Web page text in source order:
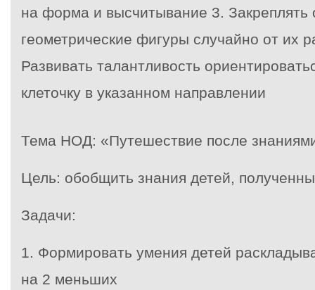
на форма и высчитывание 3. Закреплять
геометрические фигуры случайно от их
Развивать талантливость
клеточку в указанном направлении
Тема НОД: «Путешествие после
Цель: обобщить знания детей,
Задачи:
1. Формировать умения детей
на 2 меньших